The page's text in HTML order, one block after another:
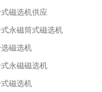
磁选机供应
永磁筒式磁选机
磁选机
永磁磁选机
磁选机